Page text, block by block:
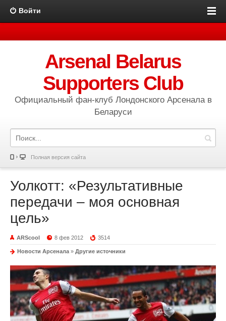
Войти
Arsenal Belarus
Supporters Club
Официальный фан-клуб Лондонского Арсенала в
Беларуси
Полная версия сайта
Уолкотт: «Результативные
передачи – моя основная
цель»
ARScool 8 фев 2012 3514
Новости Арсенала » Другие источники